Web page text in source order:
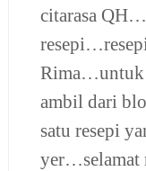
citarasa
Rima…untuk
ambil dari
satu resepi
yer…selamat